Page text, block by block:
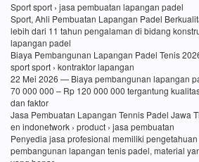
Sport sport › jasa pembuatan lapangan padel
Sport, Ahli Pembuatan Lapangan Padel
lebih dari 11 tahun pengalaman di bidang
lapangan padel
Biaya Pembangunan Lapangan Padel Tenis
sport sport › kontraktor lapangan
22 Mei 2026 — Biaya pembangunan lapangan
70 000 000 – Rp 120 000 000 tergantung
dan faktor
Jasa Pembuatan Lapangan Tennis Padel Jawa
en indonetwork › product › jasa pembuatan
Penyedia jasa profesional memiliki
pembangunan lapangan tenis padel, material